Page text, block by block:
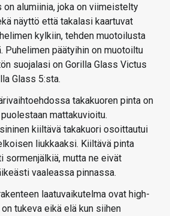
on alumiinia, joka on viimeistelty
näyttö että takalasi kaartuvat
kylkiin, tehden muotoilusta
Puhelimen päätyihin on muotoiltu
suojalasi on Gorilla Glass Victus
Glass 5:sta.
takakuoren pinta on
mattakuvioitu.
kiiltävä takakuori osoittautui
liukkaaksi. Kiiltävä pinta
sormenjälkiä, mutta ne eivät
vaaleassa pinnassa.
laatuvaikutelma ovat high-
tukeva eikä elä kun siihen